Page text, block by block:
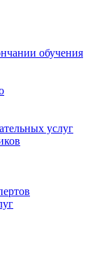
обучения
услуг